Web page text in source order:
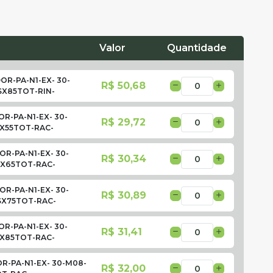
Valor Quantidade
PA-N1-EX- 30-
RIN-
R$ 50,68
PA-N1-EX- 30-
RAC-
R$ 29,72
PA-N1-EX- 30-
RAC-
R$ 30,34
PA-N1-EX- 30-
RAC-
R$ 30,89
PA-N1-EX- 30-
RAC-
R$ 31,41
PA-N1-EX- 30-M08-
R$ 32,00